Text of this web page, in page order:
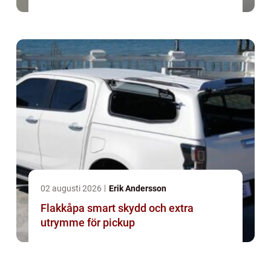
02 augusti 2026 Erik Andersson
Flakkåpa smart skydd och extra
utrymme för pickup